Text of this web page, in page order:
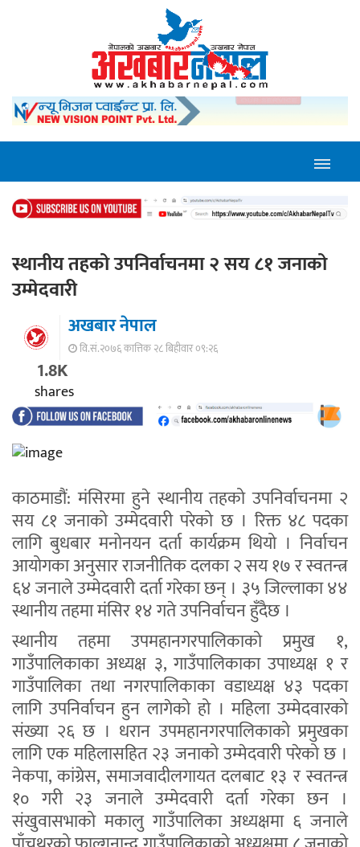
स्थानीय तहको उपनिर्वाचनमा २ सय ८१ जनाको
उम्मेदवारी
अखबार नेपाल
वि.सं.२०७६ कात्तिक २८ बिहीवार ०९:२६
1.8K
shares
काठमाडौं: मंसिरमा हुने स्थानीय तहको उपनिर्वाचनमा २
सय ८१ जनाको उम्मेदवारी परेको छ । रिक्त ४८ पदका
लागि बुधबार मनोनयन दर्ता कार्यक्रम थियो । निर्वाचन
आयोगका अनुसार राजनीतिक दलका २ सय १७ र स्वतन्त्र
६४ जनाले उम्मेदवारी दर्ता गरेका छन् । ३५ जिल्लाका ४४
स्थानीय तहमा मंसिर १४ गते उपनिर्वाचन हुँदैछ ।
स्थानीय तहमा उपमहानगरपालिकाको प्रमुख १,
गाउँपालिकाका अध्यक्ष ३, गाउँपालिकाका उपाध्यक्ष १ र
गाउँपालिका तथा नगरपालिकाका वडाध्यक्ष ४३ पदका
लागि उपनिर्वाचन हुन लागेको हो । महिला उम्मेदवारको
संख्या २६ छ । धरान उपमहानगरपालिकाको प्रमुखका
लागि एक महिलासहित २३ जनाको उम्मेदवारी परेको छ ।
नेकपा, कांग्रेस, समाजवादीलगायत दलबाट १३ र स्वतन्त्र
१० गरी २३ जनाले उम्मेदवारी दर्ता गरेका छन ।
संखुवासभाको मकालु गाउँपालिका अध्यक्षमा ६ जनाले